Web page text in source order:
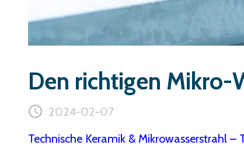
Den richtigen Mikro-
2024-02-07
Technische Keramik & Mikrowasserstrahl –